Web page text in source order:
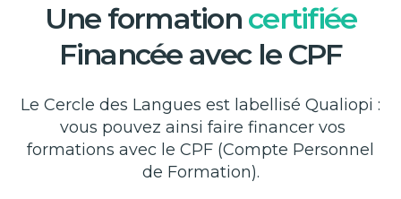
Une formation certifiée
Financée avec le CPF
Le Cercle des Langues est labellisé Qualiopi :
vous pouvez ainsi faire financer vos
formations avec le CPF (Compte Personnel
de Formation).